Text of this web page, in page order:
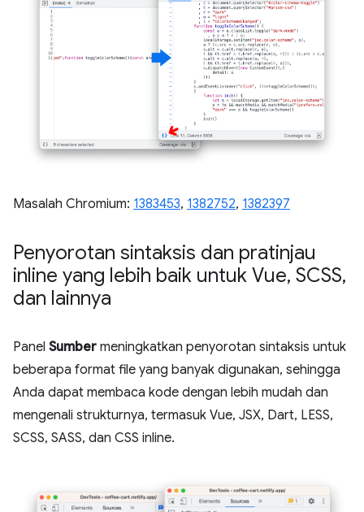
Masalah Chromium: 1383453, 1382752, 1382397
Penyorotan sintaksis dan pratinjau
inline yang lebih baik untuk Vue, SCSS,
dan lainnya
Panel Sumber meningkatkan penyorotan sintaksis untuk
beberapa format file yang banyak digunakan, sehingga
Anda dapat membaca kode dengan lebih mudah dan
mengenali strukturnya, termasuk Vue, JSX, Dart, LESS,
SCSS, SASS, dan CSS inline.